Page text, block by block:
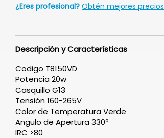
¿Eres profesional? Obtén mejores precios
Descripción y Características
Codigo T8150VD
Potencia 20w
Casquillo G13
Tensión 160-265V
Color de Temperatura Verde
Angulo de Apertura 330º
IRC >80